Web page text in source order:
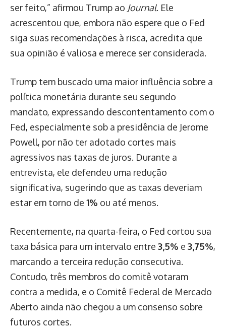
ser feito,” afirmou Trump ao Journal. Ele
acrescentou que, embora não espere que o Fed
siga suas recomendações à risca, acredita que
sua opinião é valiosa e merece ser considerada.
Trump tem buscado uma maior influência sobre a
política monetária durante seu segundo
mandato, expressando descontentamento com o
Fed, especialmente sob a presidência de Jerome
Powell, por não ter adotado cortes mais
agressivos nas taxas de juros. Durante a
entrevista, ele defendeu uma redução
significativa, sugerindo que as taxas deveriam
estar em torno de 1% ou até menos.
Recentemente, na quarta-feira, o Fed cortou sua
taxa básica para um intervalo entre 3,5% e 3,75%,
marcando a terceira redução consecutiva.
Contudo, três membros do comitê votaram
contra a medida, e o Comitê Federal de Mercado
Aberto ainda não chegou a um consenso sobre
futuros cortes.